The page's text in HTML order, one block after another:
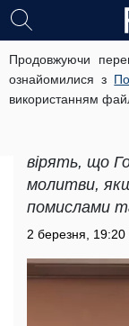
Продовжуючи
ознайомилися з
використанням
Потужні
У важкі
Бога з
вірять, що
молитви,
помислами
2 березня, 19:20